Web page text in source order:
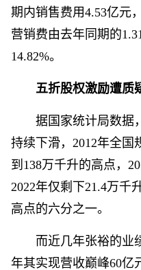
期内销售费用4.53亿元
营销费由去年同期的
14.82%。
五折股权激励遭质
据国家统计局数据
持续下滑，2012年全国
到138万千升的高点，
2022年仅剩下21.4万千
高点的六分之一。
而近几年张裕的业
年其实现营收巅峰60亿